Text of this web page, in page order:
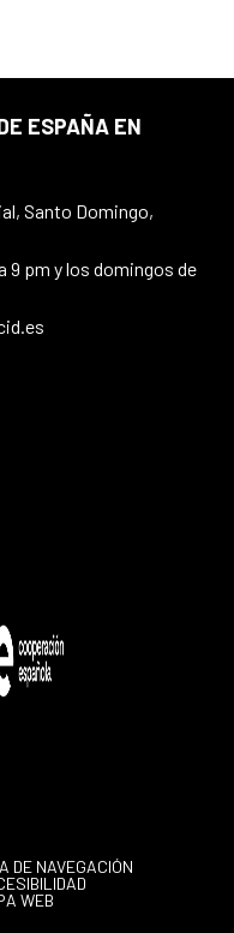
ESPAÑA EN
Santo Domingo,
9 pm y los domingos de
DE NAVEGACIÓN
WEB